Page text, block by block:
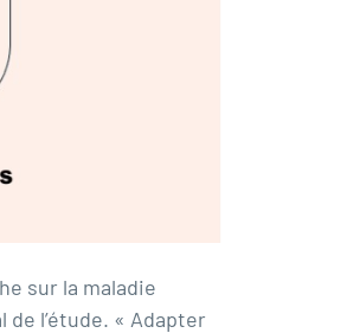
sur la maladie
l’étude. « Adapter